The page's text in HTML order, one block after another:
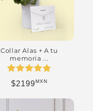
Collar Alas + A tu
memoria ...
Precio habitual
$2199MXN